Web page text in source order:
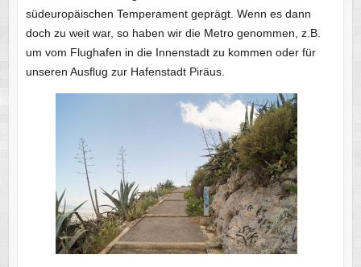
südeuropäischen Temperament geprägt. Wenn es dann
doch zu weit war, so haben wir die Metro genommen, z.B.
um vom Flughafen in die Innenstadt zu kommen oder für
unseren Ausflug zur Hafenstadt Piräus.